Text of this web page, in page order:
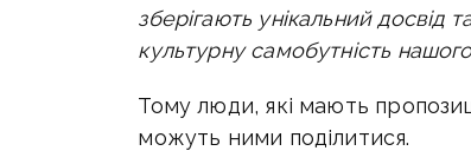
зберігають унікальний досвід
культурну самобутність
Тому люди, які мають
можуть ними поділитися.